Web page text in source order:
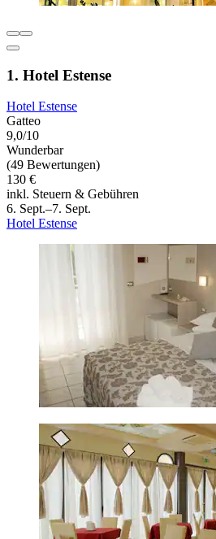
1. Hotel Estense
Hotel Estense
Gatteo
9,0/10
Wunderbar
(49 Bewertungen)
130 €
inkl. Steuern & Gebühren
6. Sept.–7. Sept.
Hotel Estense